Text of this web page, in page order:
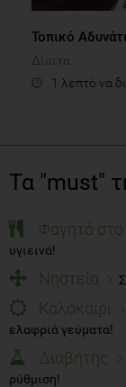
Τοπικό
Δίαιτα
1 λεπτό να
Τα "must"
Φαγητό στο
υγιεινά!
Νηστεία
Καλοκαίρι
ελαφριά γεύματα!
Διαβήτης
ρύθμιση!